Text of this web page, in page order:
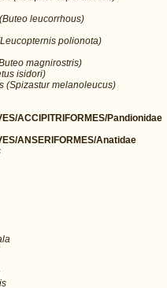
leucorrhous)
polionota)
magnirostris)
isidori)
(Spizastur melanoleucus)
ACCIPITRIFORMES/Pandionidae
ANSERIFORMES/Anatidae